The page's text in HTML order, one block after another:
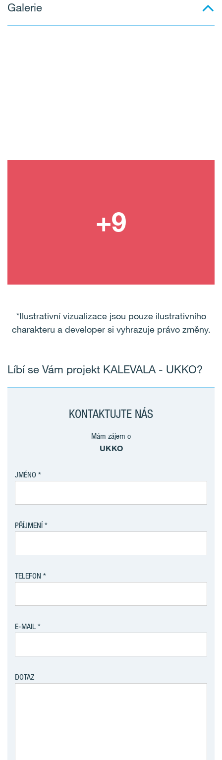
Galerie
*Ilustrativní vizualizace jsou pouze ilustrativního
charakteru a developer si vyhrazuje právo změny.
Líbí se Vám projekt KALEVALA - UKKO?
KONTAKTUJTE NÁS
Mám zájem o
UKKO
JMÉNO
PŘÍJMENÍ
TELEFON
E-MAIL
DOTAZ